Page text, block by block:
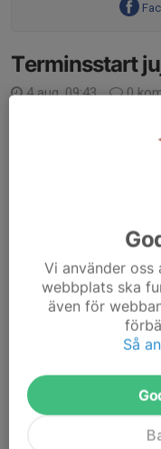
Terminsstart
4 aug, 09:43 0
Vi använder
webbplats ska
även för
Så